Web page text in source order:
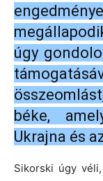
úgy
béke,
Ukrajna és
Sikorski úgy